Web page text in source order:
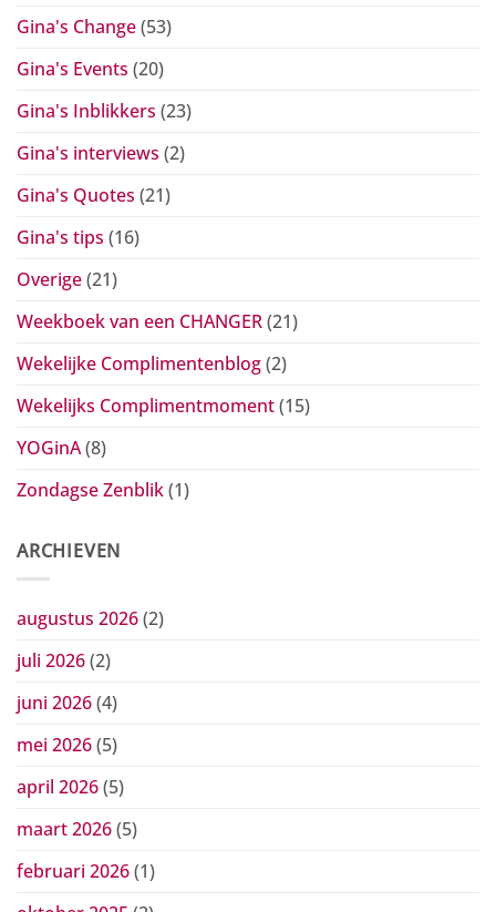
Gina's Change(53)
Gina's Events (20)
Gina's Inblikkers (23)
Gina's interviews (2)
Gina's Quotes (21)
Gina's tips (16)
Overige(21)
Weekboek van een CHANGER(21)
Wekelijke Complimentenblog(2)
Wekelijks Complimentmoment(15)
YOGinA(8)
Zondagse Zenblik(1)
ARCHIEVEN
augustus 2026(2)
juli 2026(2)
juni 2026(4)
mei 2026(5)
april 2026(5)
maart 2026(5)
februari 2026(1)